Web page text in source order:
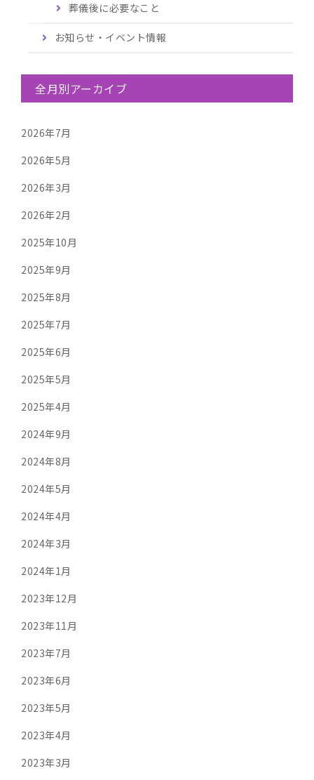
葬儀後に必要なこと
お知らせ・イベント情報
全月別アーカイブ
2026年7月
2026年5月
2026年3月
2026年2月
2025年10月
2025年9月
2025年8月
2025年7月
2025年6月
2025年5月
2025年4月
2024年9月
2024年8月
2024年5月
2024年4月
2024年3月
2024年1月
2023年12月
2023年11月
2023年7月
2023年6月
2023年5月
2023年4月
2023年3月